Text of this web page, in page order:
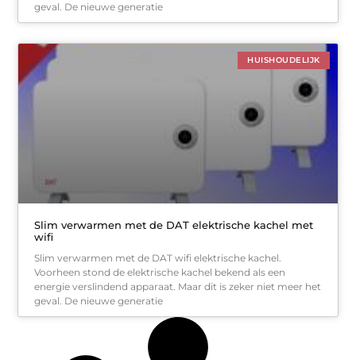
geval. De nieuwe generatie
HUISHOUDELIJK
Slim verwarmen met de DAT elektrische kachel met
wifi
Slim verwarmen met de DAT wifi elektrische kachel.
Voorheen stond de elektrische kachel bekend als een
energie verslindend apparaat. Maar dit is zeker niet meer het
geval. De nieuwe generatie